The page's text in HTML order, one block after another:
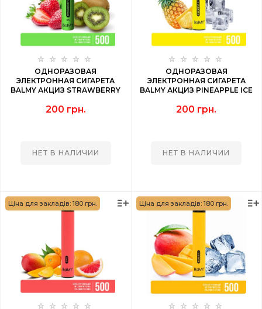
ОДНОРАЗОВАЯ
ЭЛЕКТРОННАЯ СИГАРЕТА
BALMY АКЦИЗ STRAWBERRY
PUFF
200 грн.
НЕТ В НАЛИЧИИ
ОДНОРАЗОВАЯ
ЭЛЕКТРОННАЯ СИГАРЕТА
BALMY АКЦИЗ PINEAPPLE ICE
200 грн.
НЕТ В НАЛИЧИИ
Ціна для закладів: 180 грн. Ціна для закладів: 180 грн.